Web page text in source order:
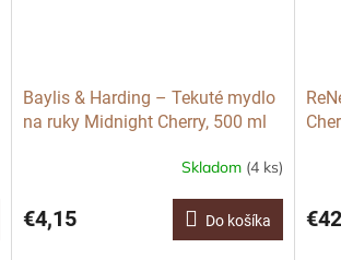
Baylis & Harding – Tekuté mydlo
na ruky Midnight Cherry, 500 ml
Skladom (4 ks)
€4,15 Do košíka